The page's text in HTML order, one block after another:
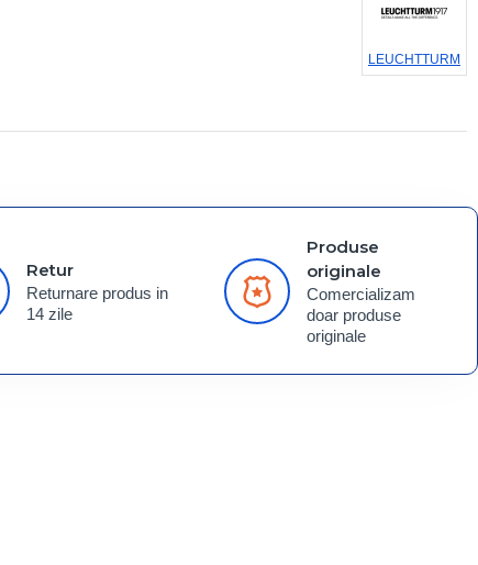
LEUCHTTURM
Retur
Returnare produs in
14 zile
Produse
originale
Comercializam
doar produse
originale